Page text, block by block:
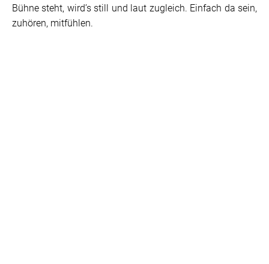
Bühne steht, wird’s still und laut zugleich. Einfach da sein,
zuhören, mitfühlen.